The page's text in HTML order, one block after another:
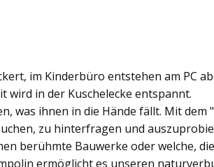
im Kinderbüro entstehen am PC
wird in der Kuschelecke entspannt.
was ihnen in die Hände fällt. Mit dem
zu hinterfragen und
berühmte Bauwerke oder welche,
ermöglicht es unseren